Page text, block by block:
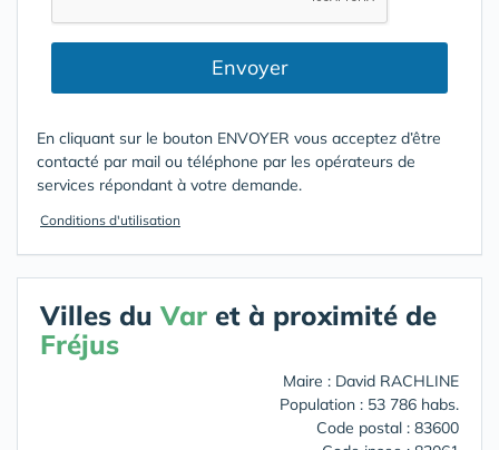
Envoyer
En cliquant sur le bouton ENVOYER vous acceptez d’être
contacté par mail ou téléphone par les opérateurs de
services répondant à votre demande.
Conditions d'utilisation
Villes du Var et à proximité de
Fréjus
Maire : David RACHLINE
Population : 53 786 habs.
Code postal : 83600